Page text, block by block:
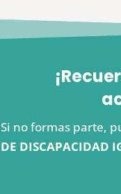
Si no formas parte,
DE DISCAPACIDAD